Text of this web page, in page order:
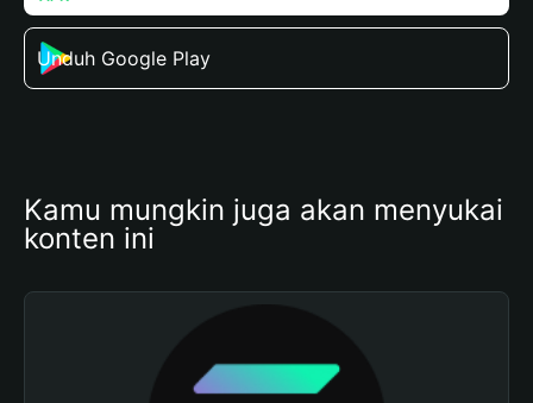
Unduh Google Play
Kamu mungkin juga akan menyukai
konten ini